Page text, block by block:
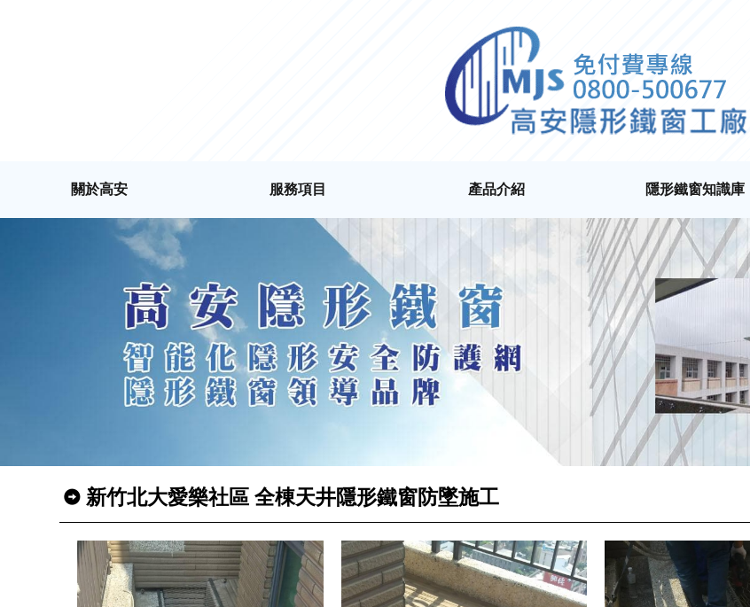
關於高安 服務項目 產品介紹 隱形鐵窗知識庫
新竹北大愛樂社區 全棟天井隱形鐵窗防墜施工